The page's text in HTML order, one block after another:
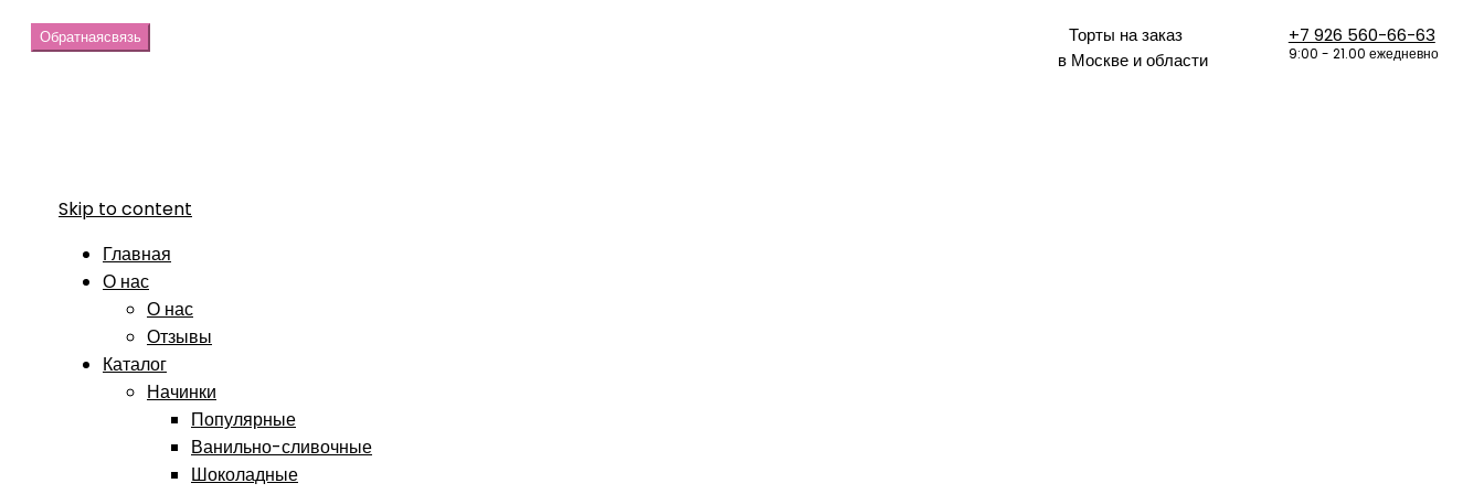
Обратнаясвязь +7 926 560-66-63
9:00 - 21.00 ежедневно
Торты на заказ
в Москве и области
Skip to content
Главная
О нас
О нас
Отзывы
Каталог
Начинки
Популярные
Ванильно-сливочные
Шоколадные